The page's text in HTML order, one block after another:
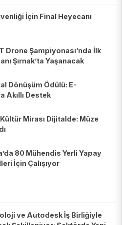
İçin Final Heyecanı
Drone Şampiyonası’nda İlk
Şırnak’ta Yaşanacak
Dönüşüm Ödülü: E-
Akıllı Destek
Mirası Dijitalde: Müze
80 Mühendis Yerli Yapay
İçin Çalışıyor
ve Autodesk İş Birliğiyle